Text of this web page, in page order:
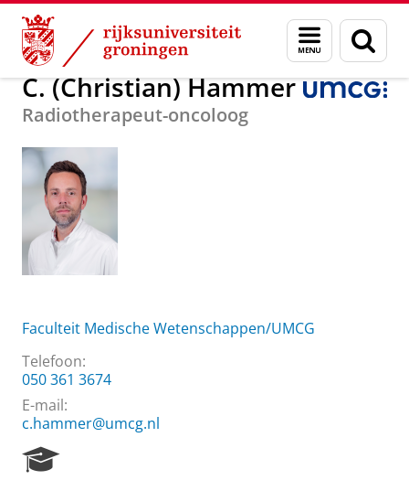
Skip
Content
Skip
Navigation
Menu
en
zoeken
Over ons C. (Christian) Hammer
C. (Christian) Hammer
Radiotherapeut-oncoloog
Faculteit Medische Wetenschappen/UMCG
Telefoon:
050 361 3674
E-mail:
c.hammer@umcg.nl